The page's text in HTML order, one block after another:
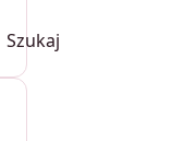
Szukaj